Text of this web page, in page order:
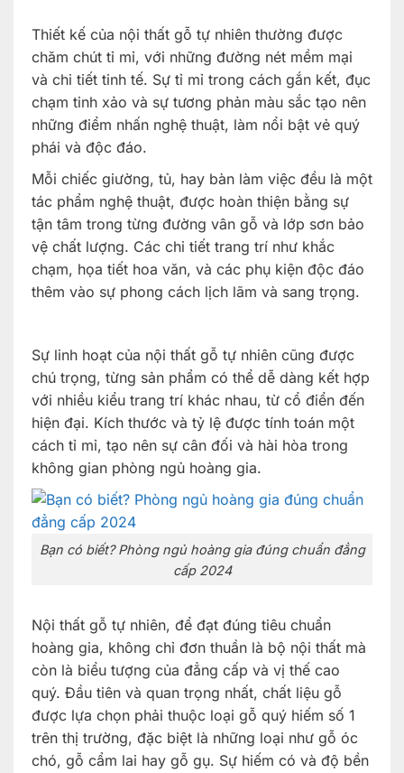
Thiết kế của nội thất gỗ tự nhiên thường được
chăm chút tỉ mỉ, với những đường nét mềm mại
và chi tiết tinh tế. Sự tỉ mỉ trong cách gắn kết, đục
chạm tinh xảo và sự tương phản màu sắc tạo nên
những điểm nhấn nghệ thuật, làm nổi bật vẻ quý
phái và độc đáo.
Mỗi chiếc giường, tủ, hay bàn làm việc đều là một
tác phẩm nghệ thuật, được hoàn thiện bằng sự
tận tâm trong từng đường vân gỗ và lớp sơn bảo
vệ chất lượng. Các chi tiết trang trí như khắc
chạm, họa tiết hoa văn, và các phụ kiện độc đáo
thêm vào sự phong cách lịch lãm và sang trọng.
Sự linh hoạt của nội thất gỗ tự nhiên cũng được
chú trọng, từng sản phẩm có thể dễ dàng kết hợp
với nhiều kiểu trang trí khác nhau, từ cổ điển đến
hiện đại. Kích thước và tỷ lệ được tính toán một
cách tỉ mỉ, tạo nên sự cân đối và hài hòa trong
không gian phòng ngủ hoàng gia.
Bạn có biết? Phòng ngủ hoàng gia đúng chuẩn đẳng
cấp 2024
Nội thất gỗ tự nhiên, để đạt đúng tiêu chuẩn
hoàng gia, không chỉ đơn thuần là bộ nội thất mà
còn là biểu tượng của đẳng cấp và vị thế cao
quý. Đầu tiên và quan trọng nhất, chất liệu gỗ
được lựa chọn phải thuộc loại gỗ quý hiếm số 1
trên thị trường, đặc biệt là những loại như gỗ óc
chó, gỗ cẩm lai hay gỗ gụ. Sự hiếm có và độ bền